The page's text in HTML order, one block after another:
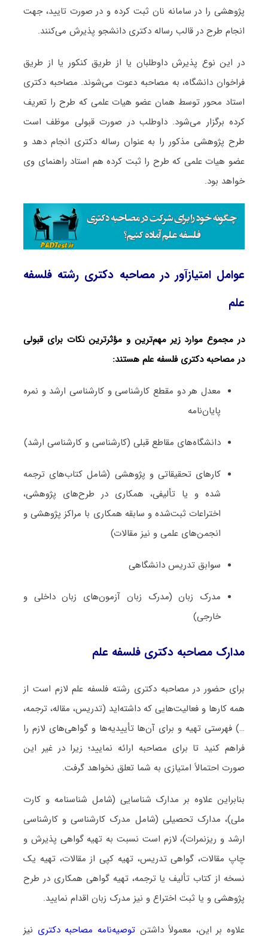
پژوهشی را در سامانه نان ثبت کرده و در صورت تایید، جهت
انجام طرح در قالب رساله دکتری دانشجو پذیرش می‌کنند.
در این نوع پذیرش داوطلبان یا از طریق کنکور یا از طریق
فراخوان دانشگاه، به مصاحبه دعوت می‌شوند. مصاحبه دکتری
استاد محور توسط همان عضو هیات علمی که طرح را تعریف
کرده برگزار می‌شود. داوطلب در صورت قبولی موظف است
طرح پژوهشی مذکور را به عنوان رساله دکتری انجام دهد و
عضو هیات علمی که طرح را ثبت کرده هم استاد راهنمای وی
خواهد بود.
عوامل امتیازآور در مصاحبه دکتری رشته فلسفه
علم
در مجموع موارد زیر مهم‌ترین و مؤثرترین نکات برای قبولی
در مصاحبه دکتری فلسفه علم هستند:
معدل هر دو مقطع کارشناسی و کارشناسی ارشد و نمره
پایان‌نامه
دانشگاه‌های مقاطع قبلی (کارشناسی و کارشناسی ارشد)
کارهای تحقیقاتی و پژوهشی (شامل کتاب‌های ترجمه­‌
شده و یا تألیفی، همکاری در طرح‌های پژوهشی،
اختراعات ثبت‌­شده و سابقه همکاری با مراکز پژوهشی و
انجمن‌های علمی و نیز مقالات)
سوابق تدریس دانشگاهی
مدرک زبان (مدرک زبان آزمون‌های زبان داخلی و
خارجی)
مدارک مصاحبه دکتری فلسفه علم
برای حضور در مصاحبه دکتری رشته فلسفه علم لازم است از
همه کارها و فعالیت‌هایی که داشته‌اید (تدریس، مقاله، ترجمه،
…) فهرستی تهیه و برای آن‌ها تأییدیه‌ها و گواهی‌های لازم را
فراهم کنید تا برای مصاحبه ارائه نمایید؛ زیرا در غیر این
صورت احتمالاً امتیازی به شما تعلق نخواهد گرفت.
بنابراین علاوه بر مدارک شناسایی (شامل شناسنامه و کارت
ملی)، مدارک تحصیلی (شامل مدرک کارشناسی و کارشناسی
ارشد و ریزنمرات)، لازم است نسبت به تهیه گواهی پذیرش و
چاپ مقالات، گواهی تدریس، تهیه کپی از مقالات، تهیه یک
نسخه از کتاب تألیف یا ترجمه، تهیه گواهی همکاری در طرح
پژوهشی و یا ثبت اختراع و نیز مدرک زبان اقدام نمایید.
علاوه بر این، معمولاً داشتنتوصیه‌نامه مصاحبه دکتری نیز